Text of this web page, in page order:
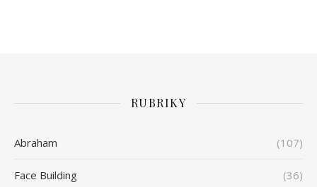
RUBRIKY
Abraham (107)
Face Building (36)